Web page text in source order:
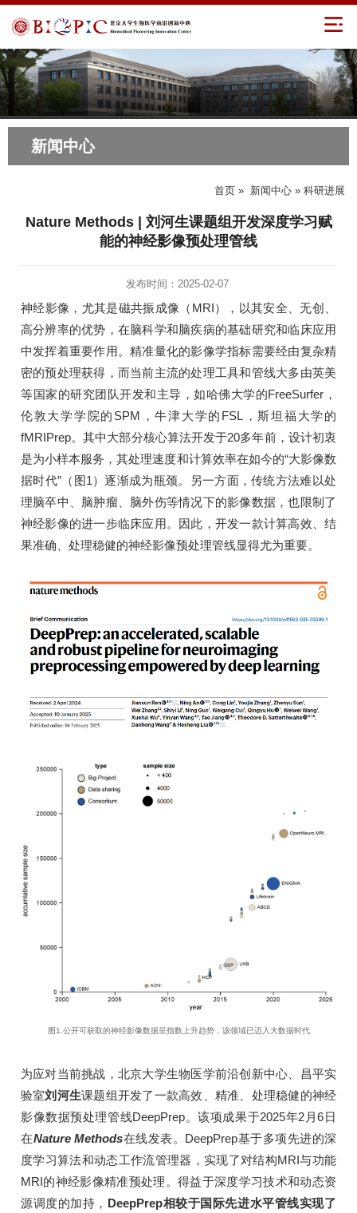
新闻中心
首页 » 新闻中心 » 科研进展
Nature Methods | 刘河生课题组开发深度学习赋
能的神经影像预处理管线
发布时间：2025-02-07
神经影像，尤其是磁共振成像（MRI），以其安全、无创、
高分辨率的优势，在脑科学和脑疾病的基础研究和临床应用
中发挥着重要作用。精准量化的影像学指标需要经由复杂精
密的预处理获得，而当前主流的处理工具和管线大多由英美
等国家的研究团队开发和主导，如哈佛大学的FreeSurfer，
伦敦大学学院的SPM，牛津大学的FSL，斯坦福大学的
fMRIPrep。其中大部分核心算法开发于20多年前，设计初衷
是为小样本服务，其处理速度和计算效率在如今的“大影像数
据时代”（图1）逐渐成为瓶颈。另一方面，传统方法难以处
理脑卒中、脑肿瘤、脑外伤等情况下的影像数据，也限制了
神经影像的进一步临床应用。因此，开发一款计算高效、结
果准确、处理稳健的神经影像预处理管线显得尤为重要。
图1.公开可获取的神经影像数据呈指数上升趋势，该领域已迈入大数据时代
为应对当前挑战，北京大学生物医学前沿创新中心、昌平实
验室刘河生课题组开发了一款高效、精准、处理稳健的神经
影像数据预处理管线DeepPrep。该项成果于2025年2月6日
在Nature Methods在线发表。DeepPrep基于多项先进的深
度学习算法和动态工作流管理器，实现了对结构MRI与功能
MRI的神经影像精准预处理。得益于深度学习技术和动态资
源调度的加持， DeepPrep相较于国际先进水平管线实现了